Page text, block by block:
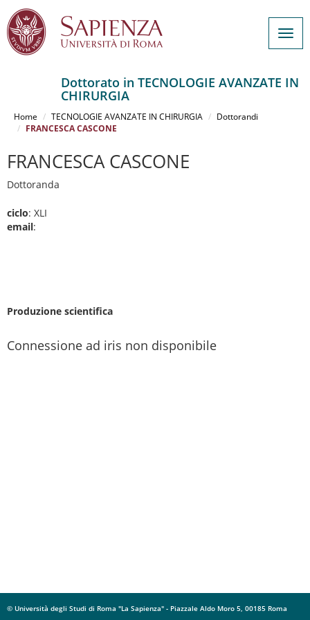
contenuto
Dottorato in TECNOLOGIE AVANZATE IN
CHIRURGIA
Home TECNOLOGIE AVANZATE IN CHIRURGIA
Dottorandi
FRANCESCA CASCONE
FRANCESCA CASCONE
Dottoranda
ciclo: XLI
email:
Produzione scientifica
Connessione ad iris non disponibile
© Università degli Studi di Roma "La Sapienza" - Piazzale Aldo Moro 5, 00185 Roma